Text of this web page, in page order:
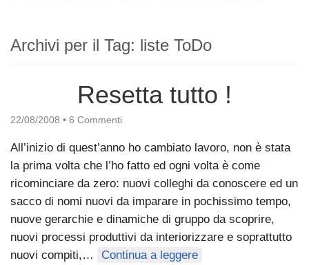
Archivi per il Tag: liste ToDo
Resetta tutto !
22/08/2008 • 6 Commenti
All’inizio di quest’anno ho cambiato lavoro, non è stata
la prima volta che l’ho fatto ed ogni volta è come
ricominciare da zero: nuovi colleghi da conoscere ed un
sacco di nomi nuovi da imparare in pochissimo tempo,
nuove gerarchie e dinamiche di gruppo da scoprire,
nuovi processi produttivi da interiorizzare e soprattutto
nuovi compiti,…
Continua a leggere